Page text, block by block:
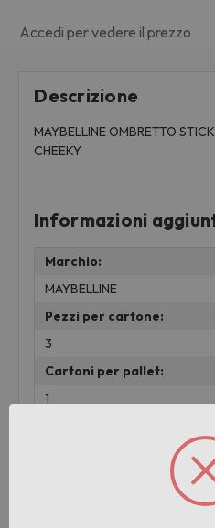
Accedi per vedere il prezzo
Descrizione
MAYBELLINE OMBRETTO
CHEEKY
Informazioni
Marchio:
MAYBELLINE
Pezzi per cartone:
3
Cartoni per pallet:
1